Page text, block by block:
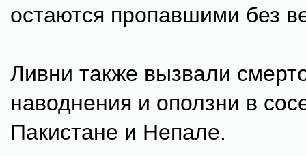
остаются пропавшими без
Ливни также вызвали
наводнения и оползни в
Пакистане и Непале.